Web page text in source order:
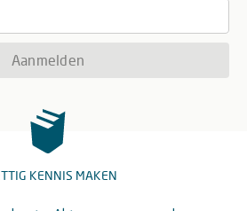
Aanmelden
KENNIS MAKEN